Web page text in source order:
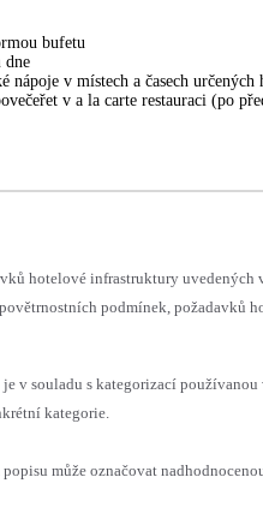
bufetu
dne
nápoje v místech a časech určených
v a la carte restauraci (po
hotelové infrastruktury uvedených
podmínek, požadavků
v souladu s kategorizací používanou
kategorie.
může označovat